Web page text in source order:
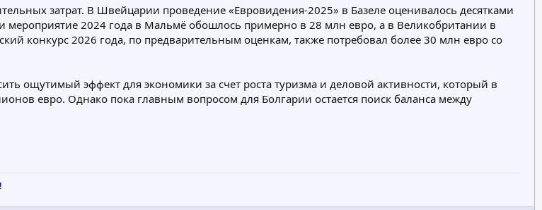
затрат. В Швейцарии проведение «Евровидения-2025» в Базеле оценивалось десятками
2024 года в Мальмё обошлось примерно в 28 млн евро, а в Великобритании в
конкурс 2026 года, по предварительным оценкам, также потребовал более 30 млн евро со
ощутимый эффект для экономики за счет роста туризма и деловой активности, который в
евро. Однако пока главным вопросом для Болгарии остается поиск баланса между